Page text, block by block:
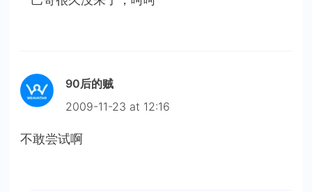
90后的贼
2009-11-23 at 12:16
不敢尝试啊